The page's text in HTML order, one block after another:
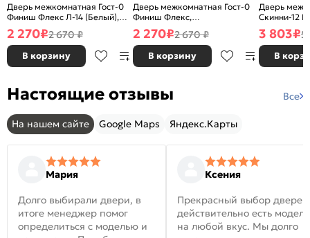
Дверь межкомнатная Гост-0
Финиш Флекс Л-14 (Белый),
глухая, каркасно-щитовая
2 270₽2 670 ₽
В корзину
Дверь межкомнатная Гост-0
Финиш Флекс,
Ламинированные Л-11
(ИталОрех), глухая, каркасно-
щитовая
2 270₽2 670 ₽
В корзину
Дверь
Скинни-12
глухая,
3 803₽5
В
Настоящие отзывы Все
На нашем сайте Google Maps Яндекс.Карты
Мария
Долго выбирали двери, в
итоге менеджер помог
определиться с моделью и
Ксения
Прекрасный выбор
действительно есть модели
на любой вкус. Мы долго